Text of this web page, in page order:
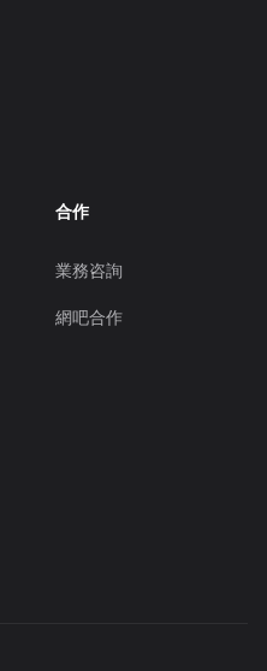
合作
業務咨詢
網吧合作